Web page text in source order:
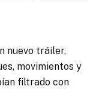
nuevo tráiler,
movimientos y
filtrado con